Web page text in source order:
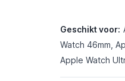
Geschikt voor:
Watch 46mm,
Apple Watch